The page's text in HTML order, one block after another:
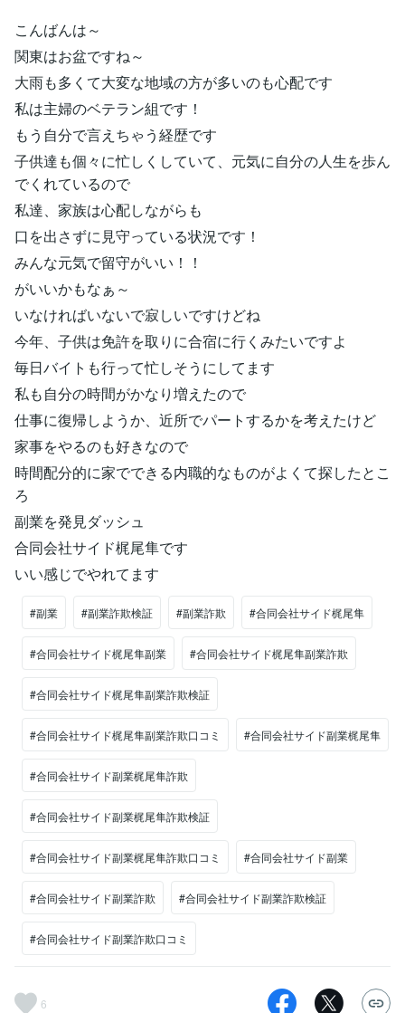
こんばんは～
関東はお盆ですね～
大雨も多くて大変な地域の方が多いのも心配です
私は主婦のベテラン組です！
もう自分で言えちゃう経歴です
子供達も個々に忙しくしていて、元気に自分の人生を歩ん
でくれているので
私達、家族は心配しながらも
口を出さずに見守っている状況です！
みんな元気で留守がいい！！
がいいかもなぁ～
いなければいないで寂しいですけどね
今年、子供は免許を取りに合宿に行くみたいですよ
毎日バイトも行って忙しそうにしてます
私も自分の時間がかなり増えたので
仕事に復帰しようか、近所でパートするかを考えたけど
家事をやるのも好きなので
時間配分的に家でできる内職的なものがよくて探したとこ
ろ
副業を発見ダッシュ
合同会社サイド梶尾隼です
いい感じでやれてます
#副業 #副業詐欺検証 #副業詐欺 #合同会社サイド梶尾隼
#合同会社サイド梶尾隼副業 #合同会社サイド梶尾隼副業詐欺
#合同会社サイド梶尾隼副業詐欺検証
#合同会社サイド梶尾隼副業詐欺口コミ #合同会社サイド副業梶尾隼
#合同会社サイド副業梶尾隼詐欺
#合同会社サイド副業梶尾隼詐欺検証
#合同会社サイド副業梶尾隼詐欺口コミ #合同会社サイド副業
#合同会社サイド副業詐欺 #合同会社サイド副業詐欺検証
#合同会社サイド副業詐欺口コミ
6